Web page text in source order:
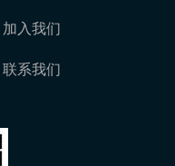
加入我们
联系我们